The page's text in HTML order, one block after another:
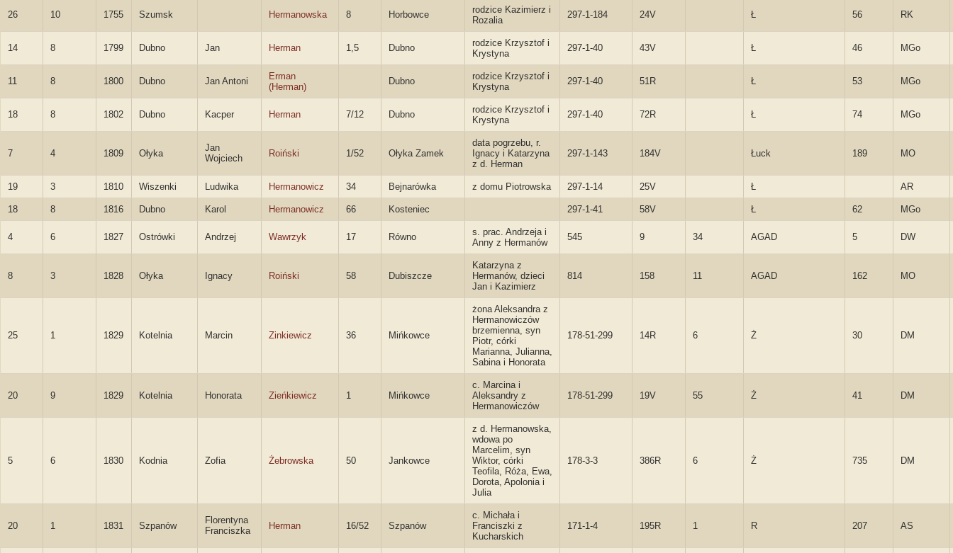
26 10 1755 Szumsk Hermanowska 8 Horbowce
rodzice Kazimierz i
Rozalia
297-1-184 24V Ł 56 RK
14 8 1799 Dubno Jan Herman 1,5 Dubno
rodzice Krzysztof i
Krystyna
297-1-40 43V Ł 46 MGo
11 8 1800 Dubno Jan Antoni
Erman
(Herman)
Dubno
rodzice Krzysztof i
Krystyna
297-1-40 51R Ł 53 MGo
18 8 1802 Dubno Kacper Herman 7/12 Dubno
rodzice Krzysztof i
Krystyna
297-1-40 72R Ł 74 MGo
7 4 1809 Ołyka
Jan
Wojciech
Roiński 1/52 Ołyka Zamek
data pogrzebu, r.
Ignacy i Katarzyna
z d. Herman
297-1-143 184V Łuck 189 MO
19 3 1810 Wiszenki Ludwika Hermanowicz 34 Bejnarówka z domu Piotrowska 297-1-14 25V Ł AR
18 8 1816 Dubno Karol Hermanowicz 66 Kosteniec 297-1-41 58V Ł 62 MGo
4 6 1827 Ostrówki Andrzej Wawrzyk 17 Równo
s. prac. Andrzeja i
Anny z Hermanów
545 9 34 AGAD 5 DW
8 3 1828 Ołyka Ignacy Roiński 58 Dubiszcze
Katarzyna z
Hermanów, dzieci
Jan i Kazimierz
814 158 11 AGAD 162 MO
25 1 1829 Kotelnia Marcin Zinkiewicz 36 Mińkowce
żona Aleksandra z
Hermanowiczów
brzemienna, syn
Piotr, córki
Marianna, Julianna,
Sabina i Honorata
178-51-299 14R 6 Ż 30 DM
20 9 1829 Kotelnia Honorata Zieńkiewicz 1 Mińkowce
c. Marcina i
Aleksandry z
Hermanowiczów
178-51-299 19V 55 Ż 41 DM
5 6 1830 Kodnia Zofia Żebrowska 50 Jankowce
z d. Hermanowska,
wdowa po
Marcelim, syn
Wiktor, córki
Teofila, Róża, Ewa,
Dorota, Apolonia i
Julia
178-3-3 386R 6 Ż 735 DM
20 1 1831 Szpanów
Florentyna
Franciszka
Herman 16/52 Szpanów
c. Michała i
Franciszki z
Kucharskich
171-1-4 195R 1 R 207 AS